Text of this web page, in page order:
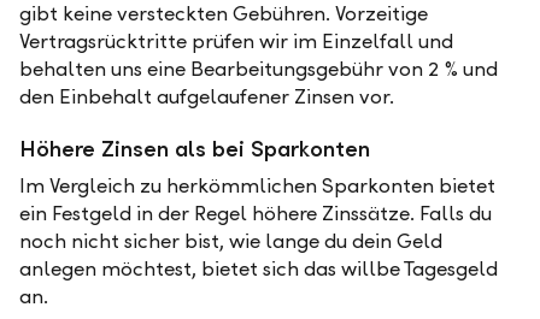
gibt keine versteckten Gebühren. Vorzeitige
Vertragsrücktritte prüfen wir im Einzelfall und
behalten uns eine Bearbeitungsgebühr von 2 % und
den Einbehalt aufgelaufener Zinsen vor.
Höhere Zinsen als bei Sparkonten
Im Vergleich zu herkömmlichen Sparkonten bietet
ein Festgeld in der Regel höhere Zinssätze. Falls du
noch nicht sicher bist, wie lange du dein Geld
anlegen möchtest, bietet sich das willbe Tagesgeld
an.